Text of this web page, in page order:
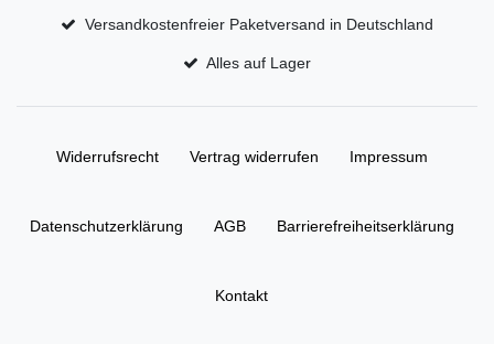
Versandkostenfreier Paketversand in Deutschland
Alles auf Lager
Widerrufs­recht Vertrag widerrufen Impressum
Daten­schutz­erklärung AGB Barrierefreiheitserklärung
Kontakt